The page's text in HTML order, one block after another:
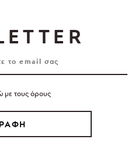
με τους όρους